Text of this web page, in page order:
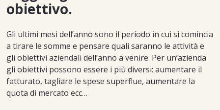
obiettivo.
Gli ultimi mesi dell’anno sono il periodo in cui si comincia
a tirare le somme e pensare quali saranno le attività e
gli obiettivi aziendali dell’anno a venire. Per un’azienda
gli obiettivi possono essere i più diversi: aumentare il
fatturato, tagliare le spese superflue, aumentare la
quota di mercato ecc…